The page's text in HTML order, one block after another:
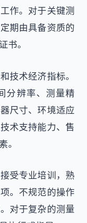
作。对于关键测
期由具备资质的
书。
技术经济指标。
分辨率、测量精
尺寸、环境适应
术支持能力、售
。
受专业培训，熟
。不规范的操作
对于复杂的测量